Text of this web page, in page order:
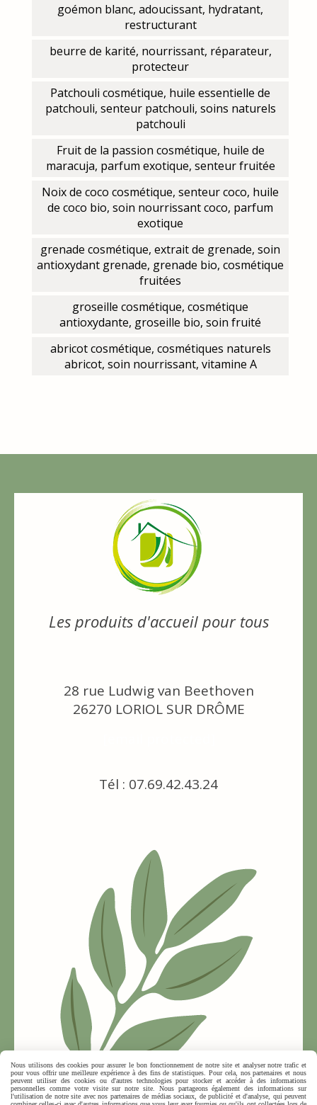
goémon blanc, adoucissant, hydratant,
restructurant
beurre de karité, nourrissant, réparateur,
protecteur
Patchouli cosmétique, huile essentielle de
patchouli, senteur patchouli, soins naturels
patchouli
Fruit de la passion cosmétique, huile de
maracuja, parfum exotique, senteur fruitée
Noix de coco cosmétique, senteur coco, huile
de coco bio, soin nourrissant coco, parfum
exotique
grenade cosmétique, extrait de grenade, soin
antioxydant grenade, grenade bio, cosmétique
fruitées
groseille cosmétique, cosmétique
antioxydante, groseille bio, soin fruité
abricot cosmétique, cosmétiques naturels
abricot, soin nourrissant, vitamine A
Les produits d'accueil pour tous
28 rue Ludwig van Beethoven
26270 LORIOL SUR DRÔME
Tél : 07.69.42.43.24
Nous utilisons des cookies pour assurer le bon fonctionnement de notre site et analyser notre trafic et
pour vous offrir une meilleure expérience à des fins de statistiques. Pour cela, nos partenaires et nous
peuvent utiliser des cookies ou d'autres technologies pour stocker et accéder à des informations
personnelles comme votre visite sur notre site. Nous partageons également des informations sur
l'utilisation de notre site avec nos partenaires de médias sociaux, de publicité et d'analyse, qui peuvent